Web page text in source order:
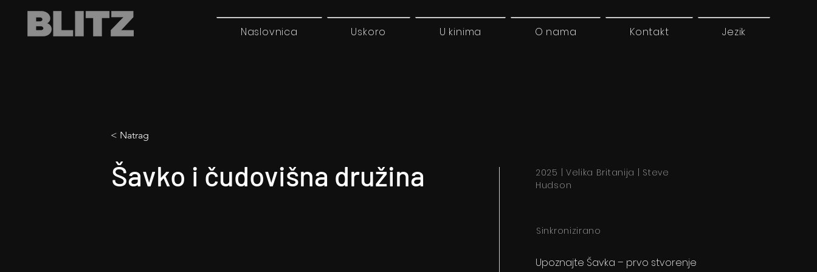
Naslovnica Uskoro U kinima O nama Kontakt Jezik
< Natrag
Šavko i čudovišna družina
2025 | Velika Britanija | Steve
Hudson
Sinkronizirano
Upoznajte Šavka – prvo stvorenje